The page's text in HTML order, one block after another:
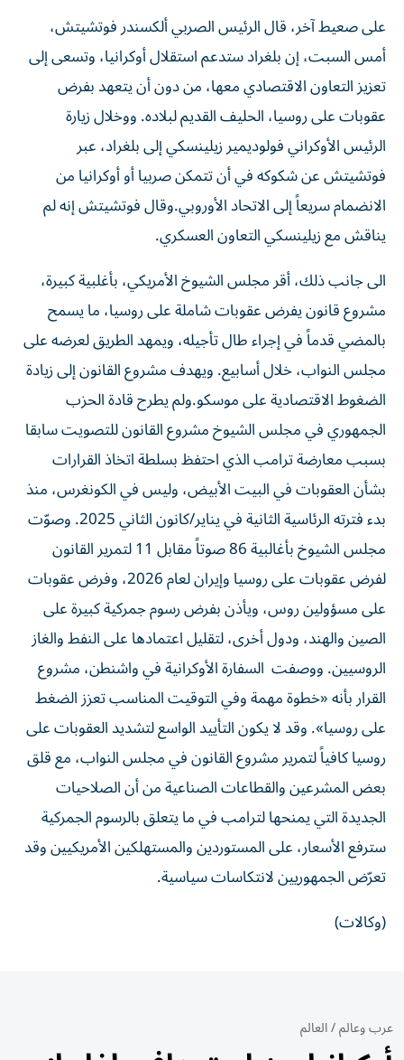
على صعيط آخر، قال الرئيس الصربي ألكسندر فوتشيتش،
أمس السبت، إن بلغراد ستدعم استقلال أوكرانيا، وتسعى إلى
تعزيز التعاون الاقتصادي معها، من دون أن ‌يتعهد بفرض
عقوبات على روسيا، الحليف القديم لبلاده. ووخلال زيارة
الرئيس الأوكراني فولوديمير ​زيلينسكي إلى بلغراد، عبر
فوتشيتش عن شكوكه في أن تتمكن صربيا أو أوكرانيا ‌من
الانضمام سريعاً إلى الاتحاد الأوروبي.وقال فوتشيتش إنه لم
يناقش مع زيلينسكي التعاون العسكري.
الى جانب ذلك، أقر مجلس الشيوخ الأمريكي، بأغلبية كبيرة،
مشروع قانون يفرض عقوبات شاملة على روسيا، ما يسمح
بالمضي قدماً في إجراء طال تأجيله، ويمهد الطريق لعرضه على
مجلس النواب، خلال أسابيع. ويهدف مشروع القانون إلى زيادة
الضغوط الاقتصادية ​على موسكو.ولم يطرح قادة الحزب
الجمهوري في مجلس الشيوخ مشروع القانون للتصويت سابقا
بسبب معارضة ترامب الذي احتفظ بسلطة اتخاذ القرارات
بشأن العقوبات في البيت الأبيض، وليس في الكونغرس، منذ
بدء فترته الرئاسية الثانية في يناير/كانون الثاني 2025. وصوّت
مجلس الشيوخ بأغالبية 86 صوتاً مقابل 11 لتمرير القانون
‌لفرض عقوبات على روسيا وإيران لعام 2026، وفرض عقوبات
على مسؤولين روس، ويأذن بفرض رسوم جمركية كبيرة على
الصين والهند، ودول أخرى، لتقليل اعتمادها على النفط والغاز
الروسيين. ووصفت السفارة الأوكرانية في واشنطن، مشروع
القرار بأنه «خطوة مهمة وفي التوقيت المناسب تعزز الضغط
على روسيا». وقد لا يكون التأييد الواسع لتشديد العقوبات على
روسيا كافياً لتمرير مشروع القانون في مجلس النواب، مع قلق
بعض المشرعين والقطاعات الصناعية من أن الصلاحيات
الجديدة التي يمنحها لترامب في ما يتعلق بالرسوم الجمركية
سترفع الأسعار، على المستوردين والمستهلكين الأمريكيين وقد
تعرّض الجمهوريين لانتكاسات سياسية.
(وكالات)
عرب وعالم/العالم